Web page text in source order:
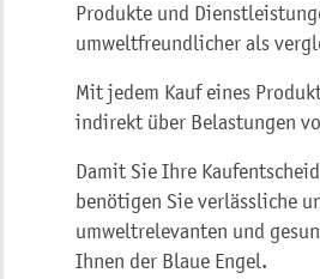
Produkte und
umweltfreundlicher als
Mit jedem Kauf eines
indirekt über Belastungen
Damit Sie Ihre
benötigen Sie verlässliche
umweltrelevanten und
Ihnen der Blaue Engel.